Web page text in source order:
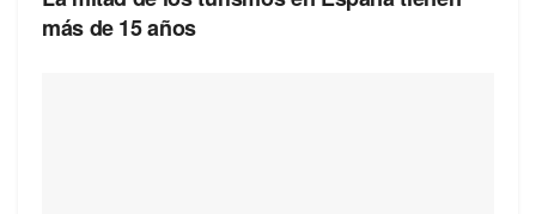
más de 15 años